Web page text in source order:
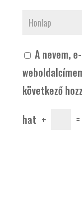
A nevem,
következő
hat + =